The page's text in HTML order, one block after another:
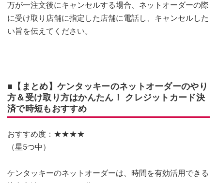
万が一注文後にキャンセルする場合、ネットオーダーの際
に受け取り店舗に指定した店舗に電話し、キャンセルした
い旨を伝えてください。
■【まとめ】ケンタッキーのネットオーダーのやり
方＆受け取り方はかんたん！ クレジットカード決
済で時短もおすすめ
おすすめ度：★★★★
（星5つ中）
ケンタッキーのネットオーダーは、時間を有効活用できる